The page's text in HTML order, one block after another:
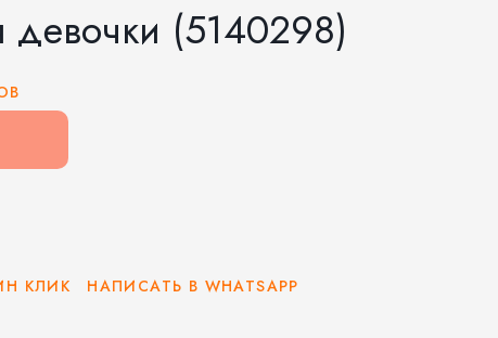
(5140298)
КЛИК НАПИСАТЬ В WHATSAPP